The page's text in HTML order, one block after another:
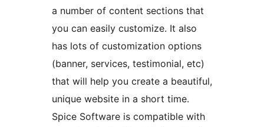
a number of content sections that
you can easily customize. It also
has lots of customization options
(banner, services, testimonial, etc)
that will help you create a beautiful,
unique website in a short time.
Spice Software is compatible with